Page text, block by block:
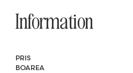
Information
PRIS
BOAREA